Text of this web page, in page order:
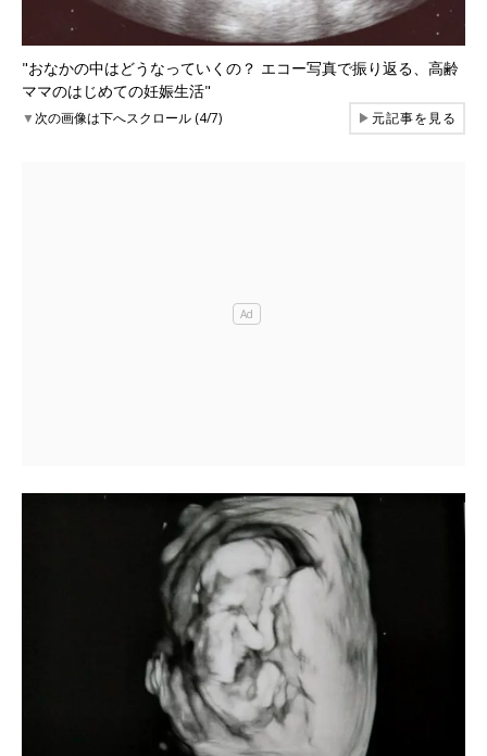
"おなかの中はどうなっていくの？ エコー写真で振り返る、高齢
ママのはじめての妊娠生活"
▼次の画像は下へスクロール (4/7) ▶元記事を見る